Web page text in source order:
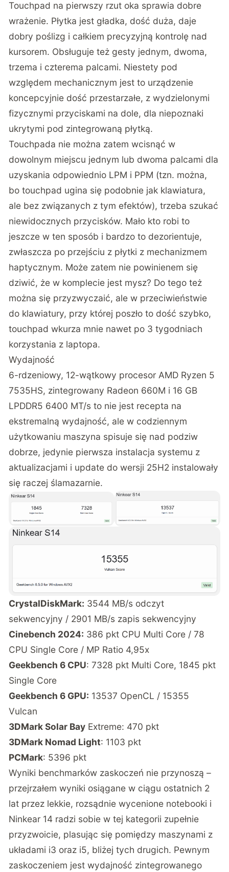
Touchpad na pierwszy rzut oka sprawia dobre
wrażenie. Płytka jest gładka, dość duża, daje
dobry poślizg i całkiem precyzyjną kontrolę nad
kursorem. Obsługuje też gesty jednym, dwoma,
trzema i czterema palcami. Niestety pod
względem mechanicznym jest to urządzenie
koncepcyjnie dość przestarzałe, z wydzielonymi
fizycznymi przyciskami na dole, dla niepoznaki
ukrytymi pod zintegrowaną płytką.
Touchpada nie można zatem wcisnąć w
dowolnym miejscu jednym lub dwoma palcami dla
uzyskania odpowiednio LPM i PPM (tzn. można,
bo touchpad ugina się podobnie jak klawiatura,
ale bez związanych z tym efektów), trzeba szukać
niewidocznych przycisków. Mało kto robi to
jeszcze w ten sposób i bardzo to dezorientuje,
zwłaszcza po przejściu z płytki z mechanizmem
haptycznym. Może zatem nie powinienem się
dziwić, że w komplecie jest mysz? Do tego też
można się przyzwyczaić, ale w przeciwieństwie
do klawiatury, przy której poszło to dość szybko,
touchpad wkurza mnie nawet po 3 tygodniach
korzystania z laptopa.
Wydajność
6-rdzeniowy, 12-wątkowy procesor AMD Ryzen 5
7535HS, zintegrowany Radeon 660M i 16 GB
LPDDR5 6400 MT/s to nie jest recepta na
ekstremalną wydajność, ale w codziennym
użytkowaniu maszyna spisuje się nad podziw
dobrze, jedynie pierwsza instalacja systemu z
aktualizacjami i update do wersji 25H2 instalowały
się raczej ślamazarnie.
CrystalDiskMark: 3544 MB/s odczyt
sekwencyjny / 2901 MB/s zapis sekwencyjny
Cinebench 2024: 386 pkt CPU Multi Core / 78
CPU Single Core / MP Ratio 4,95x
Geekbench 6 CPU: 7328 pkt Multi Core, 1845 pkt
Single Core
Geekbench 6 GPU: 13537 OpenCL / 15355
Vulcan
3DMark Solar Bay Extreme: 470 pkt
3DMark Nomad Light: 1103 pkt
PCMark: 5396 pkt
Wyniki benchmarków zaskoczeń nie przynoszą –
przejrzałem wyniki osiągane w ciągu ostatnich 2
lat przez lekkie, rozsądnie wycenione notebooki i
Ninkear 14 radzi sobie w tej kategorii zupełnie
przyzwoicie, plasując się pomiędzy maszynami z
układami i3 oraz i5, bliżej tych drugich. Pewnym
zaskoczeniem jest wydajność zintegrowanego